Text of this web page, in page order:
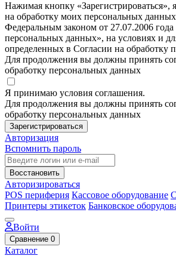
Нажимая кнопку «Зарегистрироваться»,
на обработку моих персональных
Федеральным законом от 27.07.2006
персональных данных», на условиях и
определенных в Согласии на обработку
Для продолжения вы должны принять
обработку персональных данных
Я принимаю условия соглашения.
Для продолжения вы должны принять
обработку персональных данных
Зарегистрироваться
Авторизация
Вспомнить пароль
Восстановить
Авторизироваться
POS периферия Кассовое оборудование
Принтеры этикеток Банковское
Войти
Сравнение 0
Каталог